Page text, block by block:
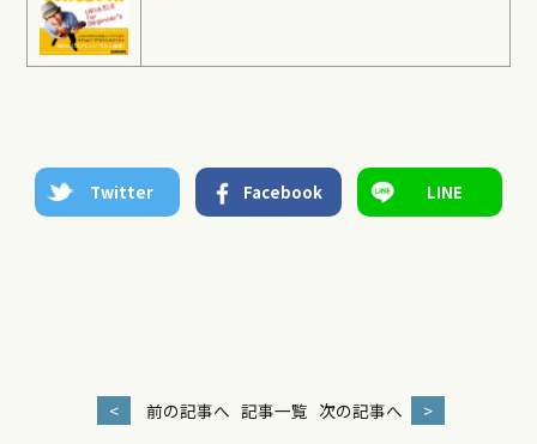
Twitter Facebook LINE
< 前の記事へ 記事一覧 次の記事へ >